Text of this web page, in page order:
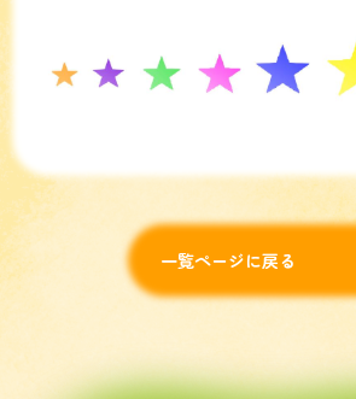
一覧ページに戻る